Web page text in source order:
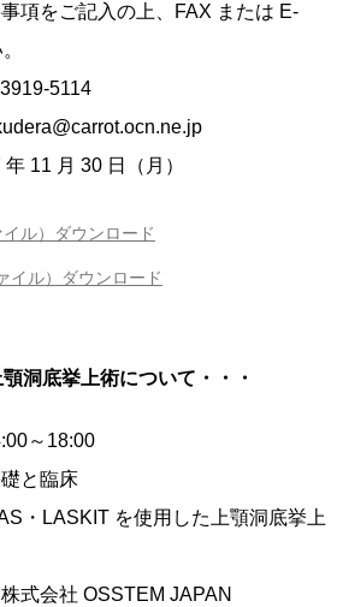
項をご記入の上、FAX または E-
5114
11 月 30 日（月）
ル）ダウンロード
イル）ダウンロード
洞底挙上術について・・・
～18:00
と臨床
・LASKIT を使用した上顎洞底挙上
式会社 OSSTEM JAPAN